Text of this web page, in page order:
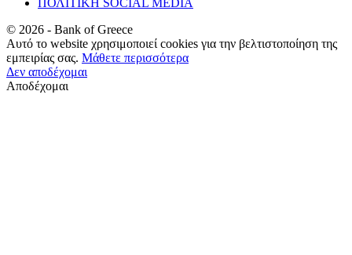
© 2026 - Bank of Greece
Αυτό το website χρησιμοποιεί cookies για την βελτιστοποίηση της
εμπειρίας σας. Μάθετε περισσότερα
Δεν αποδέχομαι
Αποδέχομαι